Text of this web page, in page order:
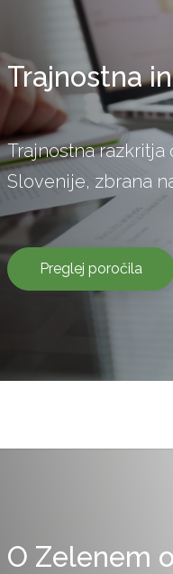
Trajnostna
Trajnostna
Slovenije, zbrana
Preglej poročila
O Zelenem